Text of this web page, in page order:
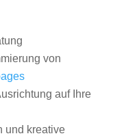
von
auf Ihre
und kreative